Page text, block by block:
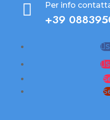
 Per info
+39